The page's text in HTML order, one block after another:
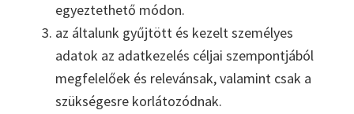
egyeztethető módon.
az általunk gyűjtött és kezelt személyes
adatok az adatkezelés céljai szempontjából
megfelelőek és relevánsak, valamint csak a
szükségesre korlátozódnak.